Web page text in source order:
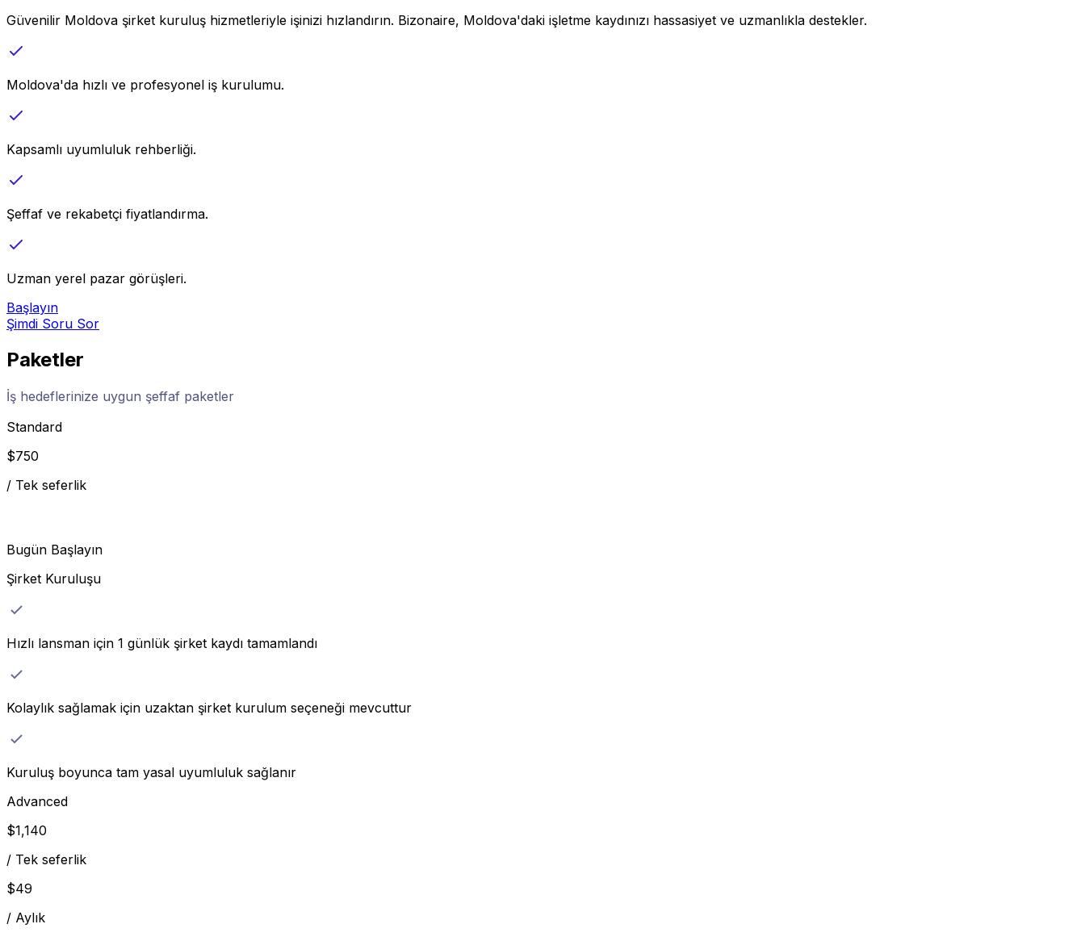
Güvenilir Moldova şirket kuruluş hizmetleriyle işinizi hızlandırın. Bizonaire, Moldova'daki işletme kaydınızı hassasiyet ve uzmanlıkla destekler.
Moldova'da hızlı ve profesyonel iş kurulumu.
Kapsamlı uyumluluk rehberliği.
Şeffaf ve rekabetçi fiyatlandırma.
Uzman yerel pazar görüşleri.
Başlayın
Şimdi Soru Sor
Paketler
İş hedeflerinize uygun şeffaf paketler
Standard
$750
/ Tek seferlik
Bugün Başlayın
Şirket Kuruluşu
Hızlı lansman için 1 günlük şirket kaydı tamamlandı
Kolaylık sağlamak için uzaktan şirket kurulum seçeneği mevcuttur
Kuruluş boyunca tam yasal uyumluluk sağlanır
Advanced
$1,140
/ Tek seferlik
$49
/ Aylık